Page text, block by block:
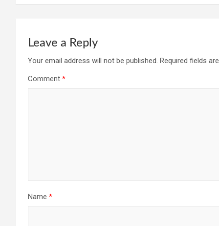
Leave a Reply
Your email address will not be published. Required fields
Comment *
Name *